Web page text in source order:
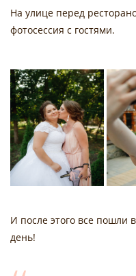
На улице перед
фотосессия с гостями.
И после этого все пошли
день!